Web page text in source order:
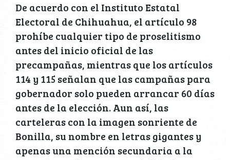
De acuerdo con el Instituto Estatal
Electoral de Chihuahua, el artículo 98
prohíbe cualquier tipo de proselitismo
antes del inicio oficial de las
precampañas, mientras que los artículos
114 y 115 señalan que las campañas para
gobernador solo pueden arrancar 60 días
antes de la elección. Aun así, las
carteleras con la imagen sonriente de
Bonilla, su nombre en letras gigantes y
apenas una mención secundaria a la